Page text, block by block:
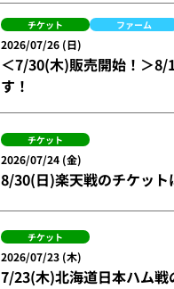
チケット ファーム
2026/07/26 (日)
＜7/30(木)販売開始！＞8/
す！
チケット
2026/07/24 (金)
8/30(日)楽天戦のチケッ
チケット
2026/07/23 (木)
7/23(木)北海道日本ハム